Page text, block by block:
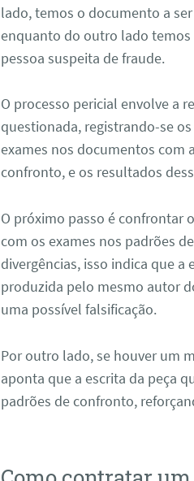
lado, temos o documento a
enquanto do outro lado
pessoa suspeita de fraude.
O processo pericial envolve a
questionada, registrando-se
exames nos documentos com
confronto, e os resultados
O próximo passo é confrontar
com os exames nos padrões
divergências, isso indica que
produzida pelo mesmo autor
uma possível falsificação.
Por outro lado, se houver um
aponta que a escrita da peça
padrões de confronto,